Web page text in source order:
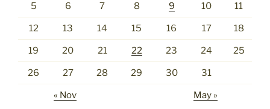
5 6 7 8 9 10 11
12 13 14 15 16 17 18
19 20 21 22 23 24 25
26 27 28 29 30 31
« Nov May »